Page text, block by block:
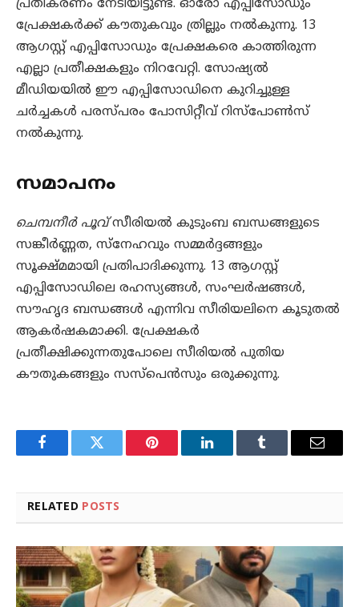
പ്രതികരണം നേടിയിട്ടുണ്ട്. ഓരോ എപ്പിസോഡും
പ്രേക്ഷകർക്ക് കൗതുകവും ത്രില്ലും നൽകുന്നു. 13
ആഗസ്റ്റ് എപ്പിസോഡും പ്രേക്ഷകരെ കാത്തിരുന്ന
എല്ലാ പ്രതീക്ഷകളും നിറവേറ്റി. സോഷ്യൽ
മീഡിയയിൽ ഈ എപ്പിസോഡിനെ കുറിച്ചുള്ള
ചർച്ചകൾ പരസ്പരം പോസിറ്റീവ് റിസ്പോൺസ്
നൽകുന്നു.
സമാപനം
ചെമ്പനീർ പൂവ്സീരിയൽ കുടുംബ ബന്ധങ്ങളുടെ
സങ്കീർണ്ണത, സ്നേഹവും സമ്മർദ്ദങ്ങളും
സൂക്ഷ്മമായി പ്രതിപാദിക്കുന്നു. 13 ആഗസ്റ്റ്
എപ്പിസോഡിലെ രഹസ്യങ്ങൾ, സംഘർഷങ്ങൾ,
സൗഹൃദ ബന്ധങ്ങൾ എന്നിവ സീരിയലിനെ കൂടുതൽ
ആകർഷകമാക്കി. പ്രേക്ഷകർ
പ്രതീക്ഷിക്കുന്നതുപോലെ സീരിയൽ പുതിയ
കൗതുകങ്ങളും സസ്പെൻസും ഒരുക്കുന്നു.
FacebookTwitter Pinterest LinkedInTumblr Email
RELATED POSTS